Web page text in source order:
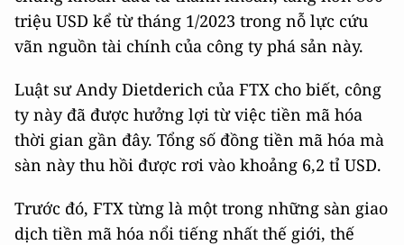
triệu USD kể từ tháng 1/2023 trong nỗ lực cứu
vãn nguồn tài chính của công ty phá sản này.
Luật sư Andy Dietderich của FTX cho biết, công
ty này đã được hưởng lợi từ việc tiền mã hóa
thời gian gần đây. Tổng số đồng tiền mã hóa mà
sàn này thu hồi được rơi vào khoảng 6,2 tỉ USD.
Trước đó, FTX từng là một trong những sàn giao
dịch tiền mã hóa nổi tiếng nhất thế giới, thế